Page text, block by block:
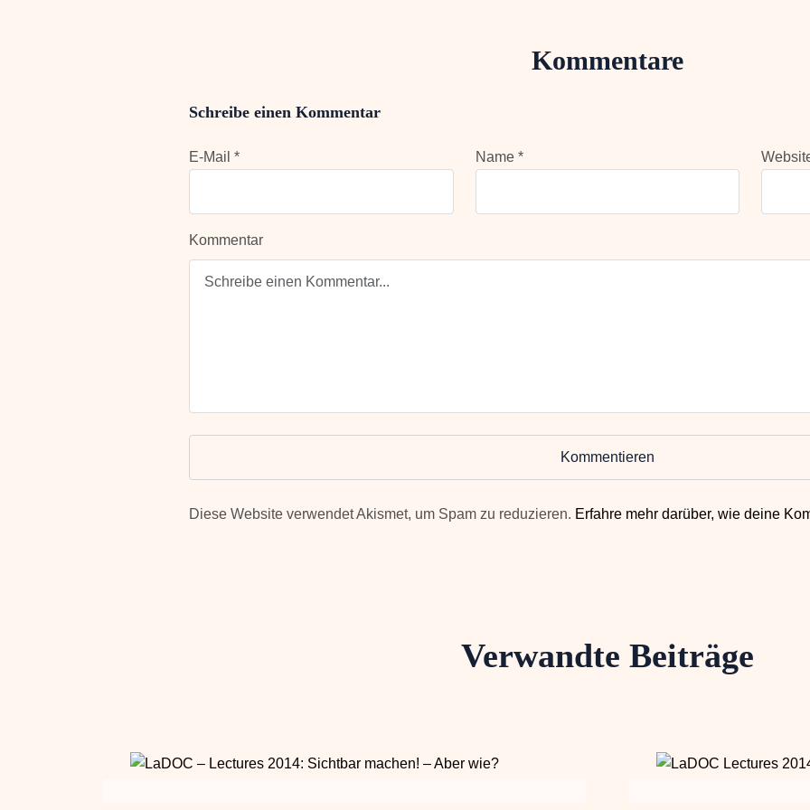
Kommentare
Schreibe einen Kommentar
E-Mail * Name *
Kommentar
Kommentieren
Diese Website verwendet Akismet, um Spam zu reduzieren. Erfahre mehr darüber, wie deine
Verwandte Beiträge